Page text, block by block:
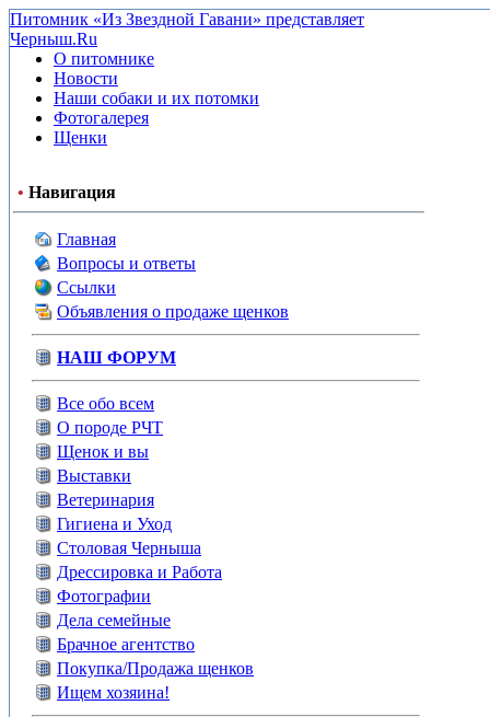
Питомник «Из Звездной Гавани» представляет
Черныш.Ru
О питомнике
Новости
Наши собаки и их потомки
Фотогалерея
Щенки
• Навигация
Главная
Вопросы и ответы
Ссылки
Объявления о продаже щенков
НАШ ФОРУМ
Все обо всем
О породе РЧТ
Щенок и вы
Выставки
Ветеринария
Гигиена и Уход
Столовая Черныша
Дрессировка и Работа
Фотографии
Дела семейные
Брачное агентство
Покупка/Продажа щенков
Ищем хозяина!